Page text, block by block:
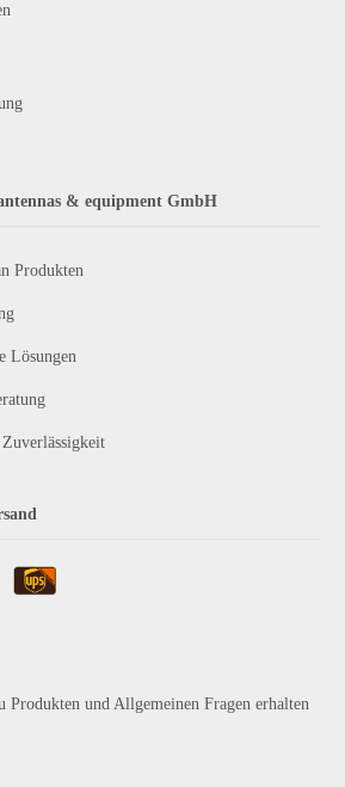
& equipment GmbH
Produkten
Lösungen
Produkten und Allgemeinen Fragen erhalten